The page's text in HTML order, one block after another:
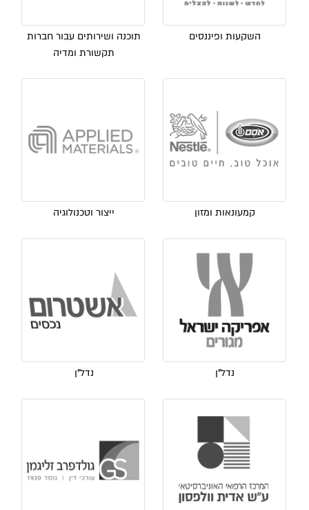
השקעות ופיננסים
תוכנה ושירותים עבור חברות
תקשורת ומדיה
קמעונאות ומזון ייצור וטכנולוגיה
נדל"ן נדל"ן